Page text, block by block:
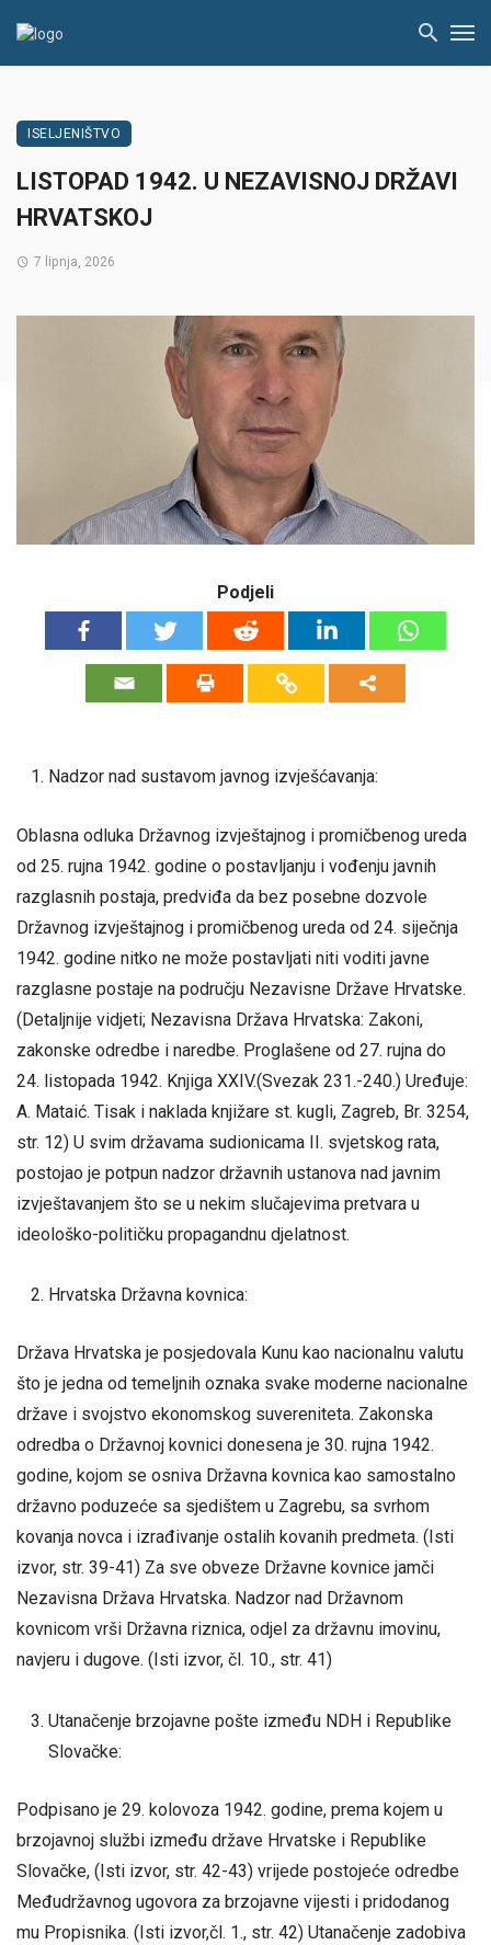
ISELJENIŠTVO
LISTOPAD 1942. U NEZAVISNOJ DRŽAVI
HRVATSKOJ
7 lipnja, 2026
Podjeli
Nadzor nad sustavom javnog izvješćavanja:
Oblasna odluka Državnog izvještajnog i promičbenog ureda
od 25. rujna 1942. godine o postavljanju i vođenju javnih
razglasnih postaja, predviđa da bez posebne dozvole
Državnog izvještajnog i promičbenog ureda od 24. siječnja
1942. godine nitko ne može postavljati niti voditi javne
razglasne postaje na području Nezavisne Države Hrvatske.
(Detaljnije vidjeti; Nezavisna Država Hrvatska: Zakoni,
zakonske odredbe i naredbe. Proglašene od 27. rujna do
24. listopada 1942. Knjiga XXIV.(Svezak 231.-240.) Uređuje:
A. Mataić. Tisak i naklada knjižare st. kugli, Zagreb, Br. 3254,
str. 12) U svim državama sudionicama II. svjetskog rata,
postojao je potpun nadzor državnih ustanova nad javnim
izvještavanjem što se u nekim slučajevima pretvara u
ideološko-političku propagandnu djelatnost.
Hrvatska Državna kovnica:
Država Hrvatska je posjedovala Kunu kao nacionalnu valutu
što je jedna od temeljnih oznaka svake moderne nacionalne
države i svojstvo ekonomskog suvereniteta. Zakonska
odredba o Državnoj kovnici donesena je 30. rujna 1942.
godine, kojom se osniva Državna kovnica kao samostalno
državno poduzeće sa sjedištem u Zagrebu, sa svrhom
kovanja novca i izrađivanje ostalih kovanih predmeta. (Isti
izvor, str. 39-41) Za sve obveze Državne kovnice jamči
Nezavisna Država Hrvatska. Nadzor nad Državnom
kovnicom vrši Državna riznica, odjel za državnu imovinu,
navjeru i dugove. (Isti izvor, čl. 10., str. 41)
Utanačenje brzojavne pošte između NDH i Republike
Slovačke:
Podpisano je 29. kolovoza 1942. godine, prema kojem u
brzojavnoj službi između države Hrvatske i Republike
Slovačke, (Isti izvor, str. 42-43) vrijede postojeće odredbe
Međudržavnog ugovora za brzojavne vijesti i pridodanog
mu Propisnika. (Isti izvor,čl. 1., str. 42) Utanačenje zadobiva